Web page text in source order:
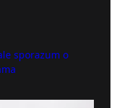
sporazum o